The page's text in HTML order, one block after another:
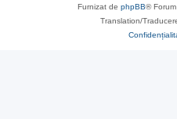
Furnizat de phpBB®
Translation/